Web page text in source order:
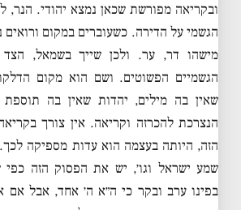
ובקריאה מפורשת שכאן נמצא יהודי. הנר,
הגשמי על הדירה. כשעוברים במקום ורואים
מישהו דר, ער. ולכן שייך בשמאל,
הגשמיים הפשוטים. ושם הוא מקום
שאין בה מילים, יהדות שאין בה תוספת
הנצרכת להכרזה וקריאה. אין צורך
הזה, היותה בעצמה הוא עדות מספיקה
שמע ישראל וגו׳, יש את הפסוק הזה
בפינו ערב ובקר כי ה״א ה׳ אחד, אבל אם